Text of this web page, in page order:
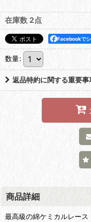
在庫数 2点
Facebookで
数量:
返品特約に関する重要事
商品詳細
最高級の綿ケミカルレー